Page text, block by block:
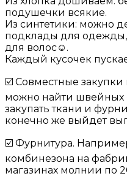
подушечки всякие.
Из синтетики: можно
подклады для одежды,
для волос☺️.
Каждый кусочек
☑️ Совместные закупки
можно найти
закупать ткани и
конечно же выйдет
☑️ Фурнитура.
комбинезона на
магазинах молнии по